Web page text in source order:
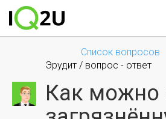
Список вопросов
Эрудит / вопрос - ответ
Как можно